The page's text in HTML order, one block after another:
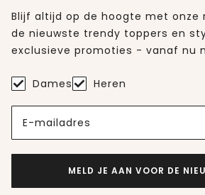
Blijf altijd op de hoogte met onze
de nieuwste trendy toppers en
exclusieve promoties - vanaf nu
Dames Heren
E-mailadres
MELD JE AAN VOOR DE